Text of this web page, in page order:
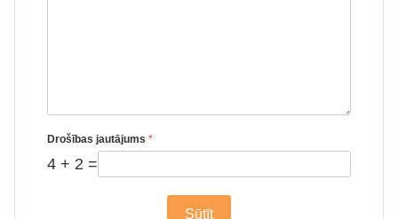
Drošības jautājums *
4 + 2 =
Sūtīt